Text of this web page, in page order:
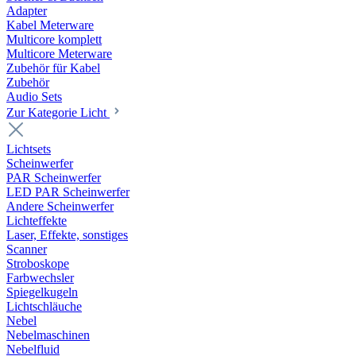
Adapter
Kabel Meterware
Multicore komplett
Multicore Meterware
Zubehör für Kabel
Zubehör
Audio Sets
Zur Kategorie Licht
Lichtsets
Scheinwerfer
PAR Scheinwerfer
LED PAR Scheinwerfer
Andere Scheinwerfer
Lichteffekte
Laser, Effekte, sonstiges
Scanner
Stroboskope
Farbwechsler
Spiegelkugeln
Lichtschläuche
Nebel
Nebelmaschinen
Nebelfluid